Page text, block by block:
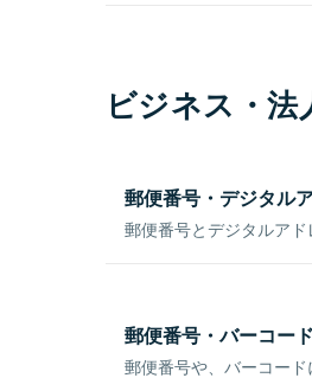
ビジネス・
郵便番号・デジタル
郵便番号とデジタルアド
郵便番号・バーコー
郵便番号や、バーコード